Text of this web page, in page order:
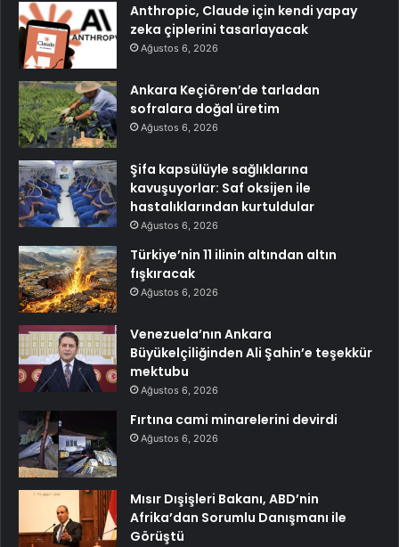
Anthropic, Claude için kendi yapay
zeka çiplerini tasarlayacak
Ağustos 6, 2026
Ankara Keçiören’de tarladan
sofralara doğal üretim
Ağustos 6, 2026
Şifa kapsülüyle sağlıklarına
kavuşuyorlar: Saf oksijen ile
hastalıklarından kurtuldular
Ağustos 6, 2026
Türkiye’nin 11 ilinin altından altın
fışkıracak
Ağustos 6, 2026
Venezuela’nın Ankara
Büyükelçiliğinden Ali Şahin’e teşekkür
mektubu
Ağustos 6, 2026
Fırtına cami minarelerini devirdi
Ağustos 6, 2026
Mısır Dışişleri Bakanı, ABD’nin
Afrika’dan Sorumlu Danışmanı ile
Görüştü